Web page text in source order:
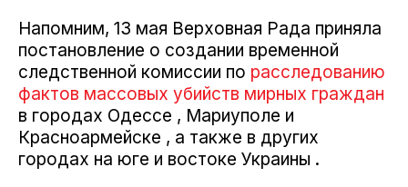
Напомним, 13 мая Верховная Рада приняла
постановление о создании временной
следственной комиссии по расследованию
фактов массовых убийств мирных граждан
в городах Одессе , Мариуполе и
Красноармейске , а также в других
городах на юге и востоке Украины .